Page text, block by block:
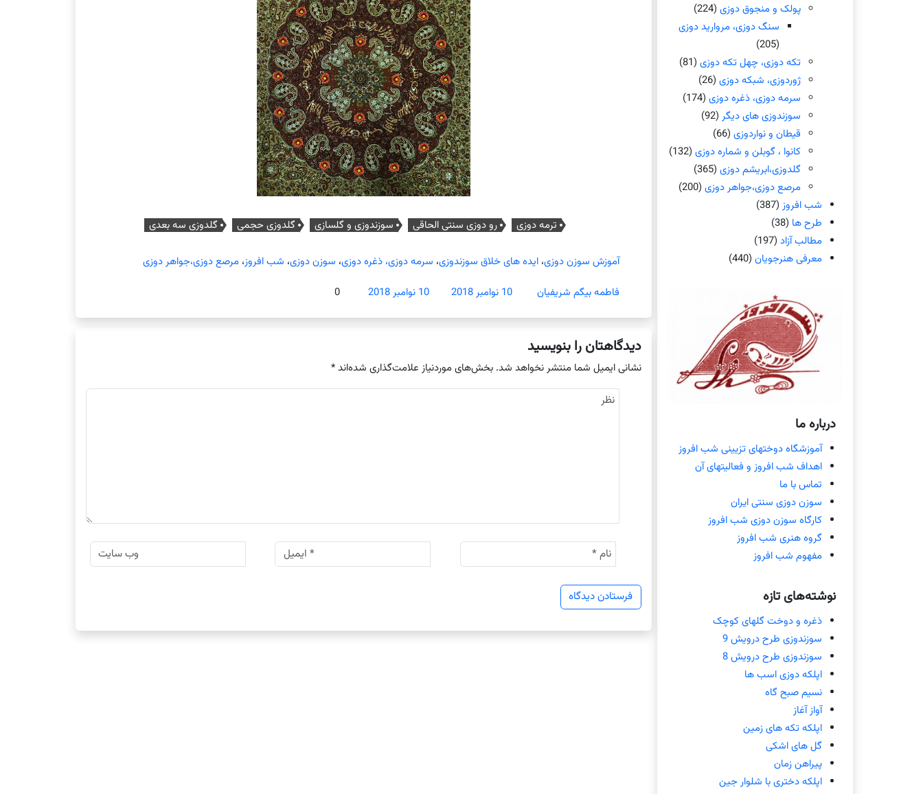
ترمه دوزی رو دوزی سنتی الحاقی سوزندوزی و گلسازی گلدوزی حجمی گلدوزی سه بعدی
آموزش سوزن دوزی،ایده های خلاق سوزندوزی، سرمه دوزی، ذغره دوزی، سوزن دوزی، شب افروز،مرصع دوزی،جواهر دوزی
فاطمه بیگم شریفیان
10 نوامبر 2018 10 نوامبر 2018 0
دیدگاهتان را بنویسید
نشانی ایمیل شما منتشر نخواهد شد. بخش‌های موردنیاز علامت‌گذاری شده‌اند*
پولک و منجوق دوزی (224)
سنگ دوزی، مروارید دوزی
(205)
تکه دوزی، چهل تکه دوزی (81)
ژوردوزی، شبکه دوزی (26)
سرمه دوزی، ذغره دوزی (174)
سوزندوزی های دیگر (92)
قیطان و نواردوزی (66)
کانوا ، گوبلن و شماره دوزی (132)
گلدوزی،ابریشم دوزی (365)
مرصع دوزی،جواهر دوزی (200)
شب افروز (387)
طرح ها (38)
مطالب آزاد (197)
معرفی هنرجویان (440)
درباره ما
آموزشگاه دوختهای تزیینی شب افروز
اهداف شب افروز و فعالیتهای آن
تماس با ما
سوزن دوزی سنتی ایران
کارگاه سوزن دوزی شب افروز
گروه هنری شب افروز
مفهوم شب افروز
نوشته‌های تازه
ذغره و دوخت گلهای کوچک
سوزندوزی طرح درویش 9
سوزندوزی طرح درویش 8
اپلکه دوزی اسب ها
نسیم صبح گاه
آواز آغاز
اپلکه تکه های زمین
گل های اشکی
پیراهن زمان
اپلکه دختری با شلوار جین